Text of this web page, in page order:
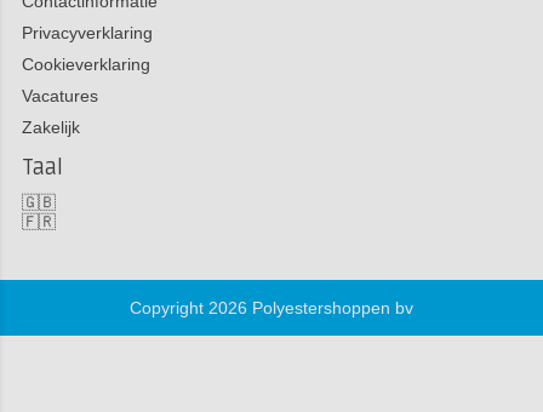
Privacyverklaring
Cookieverklaring
Vacatures
Zakelijk
Taal
🇬🇧
🇫🇷
Copyright 2026 Polyestershoppen bv